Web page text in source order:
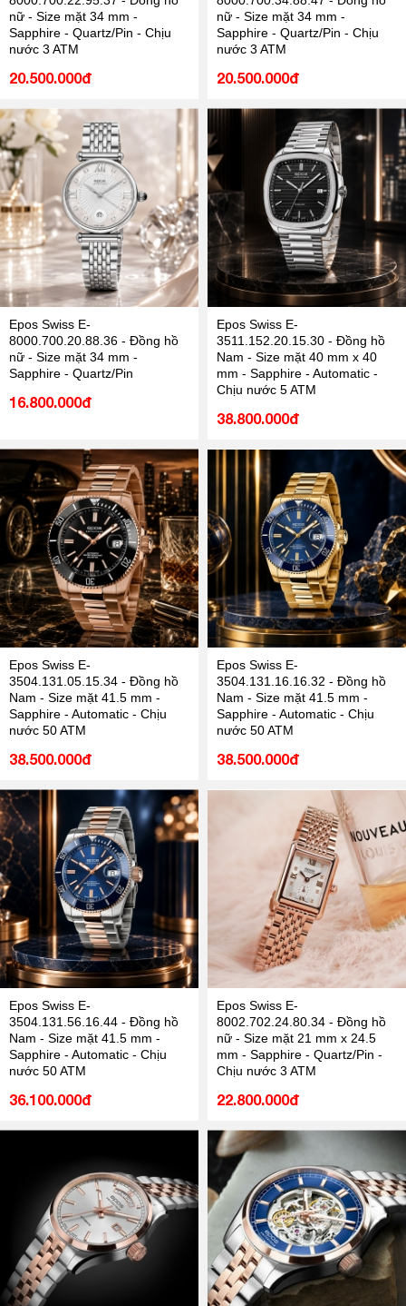
nữ - Size mặt 34 mm -
Sapphire - Quartz/Pin - Chịu
nước 3 ATM
20.500.000đ
nữ - Size mặt 34 mm -
Sapphire - Quartz/Pin - Chịu
nước 3 ATM
20.500.000đ
Epos Swiss E-
8000.700.20.88.36 - Đồng hồ
nữ - Size mặt 34 mm -
Sapphire - Quartz/Pin
16.800.000đ
Epos Swiss E-
3511.152.20.15.30 - Đồng hồ
Nam - Size mặt 40 mm x 40
mm - Sapphire - Automatic -
Chịu nước 5 ATM
38.800.000đ
Epos Swiss E-
3504.131.05.15.34 - Đồng hồ
Nam - Size mặt 41.5 mm -
Sapphire - Automatic - Chịu
nước 50 ATM
38.500.000đ
Epos Swiss E-
3504.131.16.16.32 - Đồng hồ
Nam - Size mặt 41.5 mm -
Sapphire - Automatic - Chịu
nước 50 ATM
38.500.000đ
Epos Swiss E-
3504.131.56.16.44 - Đồng hồ
Nam - Size mặt 41.5 mm -
Sapphire - Automatic - Chịu
nước 50 ATM
36.100.000đ
Epos Swiss E-
8002.702.24.80.34 - Đồng hồ
nữ - Size mặt 21 mm x 24.5
mm - Sapphire - Quartz/Pin -
Chịu nước 3 ATM
22.800.000đ